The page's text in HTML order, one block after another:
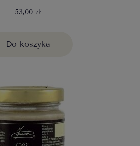
53,00 zł
Do koszyka